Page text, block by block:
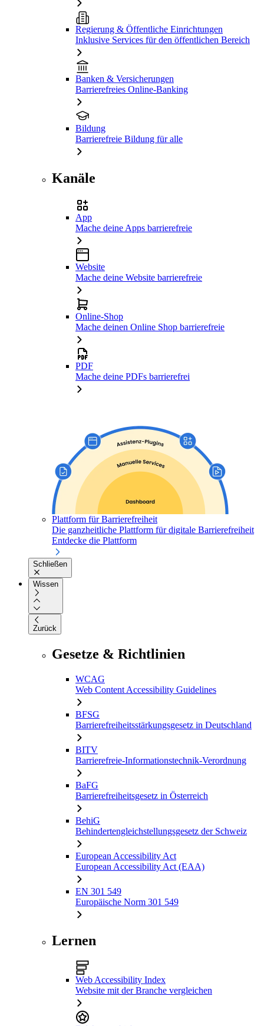
Regierung & Öffentliche Einrichtungen
Inklusive Services für den öffentlichen Bereich
Banken & Versicherungen
Barrierefreies Online-Banking
Bildung
Barrierefreie Bildung für alle
Kanäle
App
Mache deine Apps barrierefreie
Website
Mache deine Website barrierefreie
Online-Shop
Mache deinen Online Shop barrierefreie
PDF
Mache deine PDFs barrierefrei
Plattform für Barrierefreiheit
Die ganzheitliche Plattform für digitale Barrierefreiheit
Entdecke die Plattform
Schließen
Wissen
Zurück
Gesetze & Richtlinien
WCAG
Web Content Accessibility Guidelines
BFSG
Barrierefreiheitsstärkungsgesetz in Deutschland
BITV
Barrierefreie-Informationstechnik-Verordnung
BaFG
Barrierefreiheitsgesetz in Österreich
BehiG
Behindertengleichstellungsgesetz der Schweiz
European Accessibility Act
European Accessibility Act (EAA)
EN 301 549
Europäische Norm 301 549
Lernen
Web Accessibility Index
Website mit der Branche vergleichen